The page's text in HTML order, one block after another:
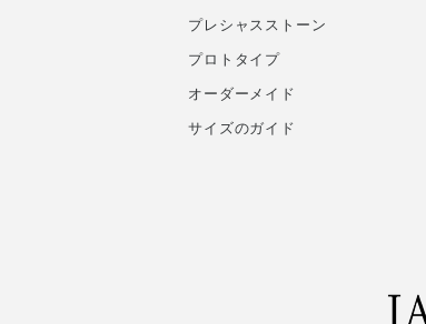
プレシャスストーン
プロトタイプ
オーダーメイド
サイズのガイド